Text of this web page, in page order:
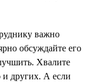
важно
обсуждайте его
Хвалите
и других. А если